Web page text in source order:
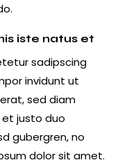
iste natus et
sadipscing
invidunt ut
sed diam
justo duo
gubergren, no
dolor sit amet.